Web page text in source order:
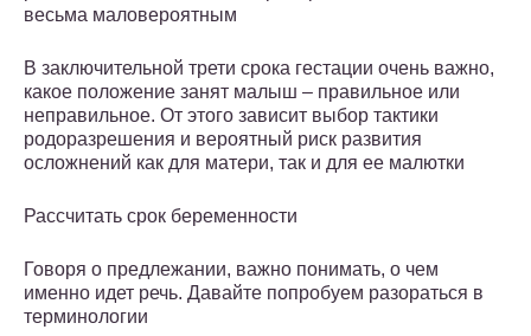
весьма маловероятным
В заключительной трети срока гестации очень важно,
какое положение занят малыш – правильное или
неправильное. От этого зависит выбор тактики
родоразрешения и вероятный риск развития
осложнений как для матери, так и для ее малютки
Рассчитать срок беременности
Говоря о предлежании, важно понимать, о чем
именно идет речь. Давайте попробуем разораться в
терминологии